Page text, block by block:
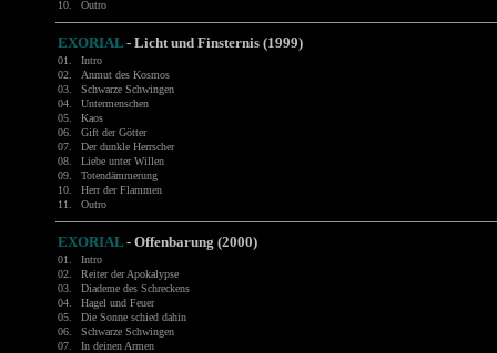
10.
Outro
EXORIAL - Licht und Finsternis (1999)
01.
Intro
02.
Anmut des Kosmos
03.
Schwarze Schwingen
04.
Untermenschen
05.
Kaos
06.
Gift der Götter
07.
Der dunkle Herrscher
08.
Liebe unter Willen
09.
Totendämmerung
10.
Herr der Flammen
11.
Outro
EXORIAL - Offenbarung (2000)
01.
Intro
02.
Reiter der Apokalypse
03.
Diademe des Schreckens
04.
Hagel und Feuer
05.
Die Sonne schied dahin
06.
Schwarze Schwingen
07.
In deinen Armen